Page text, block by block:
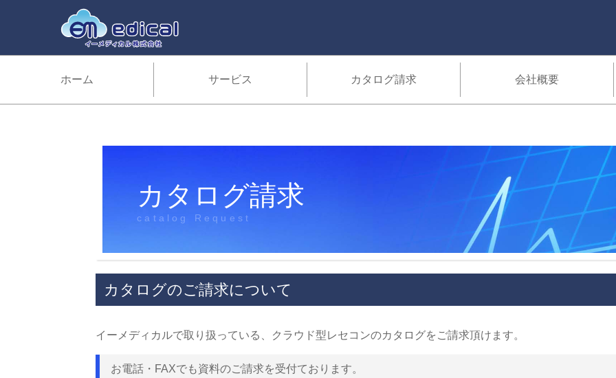
ホーム サービス カタログ請求 会社概要
カタログ請求
catalog Request
カタログのご請求について
イーメディカルで取り扱っている、クラウド型レセコンのカタログをご請求頂けます。
お電話・FAXでも資料のご請求を受付ております。